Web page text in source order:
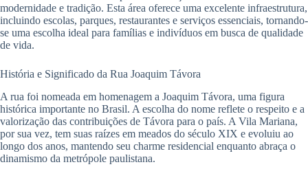
modernidade e tradição. Esta área oferece uma excelente infraestrutura,
incluindo escolas, parques, restaurantes e serviços essenciais, tornando-
se uma escolha ideal para famílias e indivíduos em busca de qualidade
de vida.
História e Significado da Rua Joaquim Távora
A rua foi nomeada em homenagem a Joaquim Távora, uma figura
histórica importante no Brasil. A escolha do nome reflete o respeito e a
valorização das contribuições de Távora para o país. A Vila Mariana,
por sua vez, tem suas raízes em meados do século XIX e evoluiu ao
longo dos anos, mantendo seu charme residencial enquanto abraça o
dinamismo da metrópole paulistana.